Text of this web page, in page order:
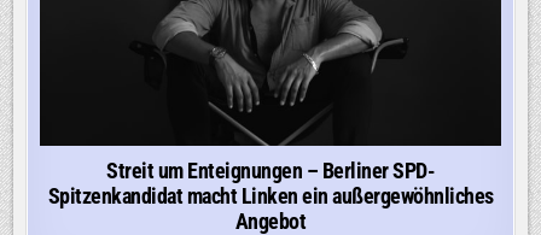
Streit um Enteignungen – Berliner SPD-
Spitzenkandidat macht Linken ein außergewöhnliches
Angebot